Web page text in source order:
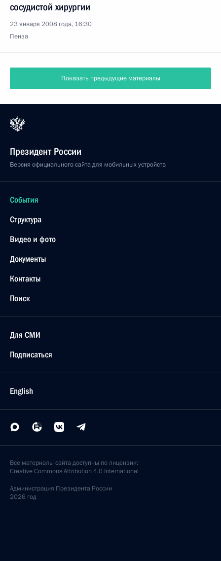
сосудистой хирургии
23 января 2008 года, 16:30
Пенза
Показать предыдущие материалы
Президент России
Версия официального сайта для мобильных устройств
События
Структура
Видео и фото
Документы
Контакты
Поиск
Для СМИ
Подписаться
English
Все материалы сайта доступны по лицензии:
Creative Commons Attribution 4.0 International
Администрация Президента России
2026 год